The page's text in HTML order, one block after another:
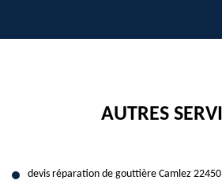
AUTRES
devis réparation de gouttière Camlez 22450